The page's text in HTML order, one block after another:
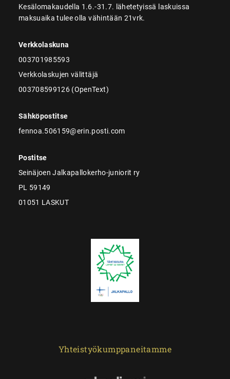
Kesälomakaudella 1.6.-31.7. lähetetyissä laskuissa
maksuaika tulee olla vähintään 21vrk.
Verkkolaskuna
003701985593
Verkkolaskujen välittäjä
003708599126 (OpenText)
Sähköpostitse
fennoa.506159@erin.posti.com
Postitse
Seinäjoen Jalkapallokerho-juniorit ry
PL 59149
01051 LASKUT
Yhteistyökumppaneitamme